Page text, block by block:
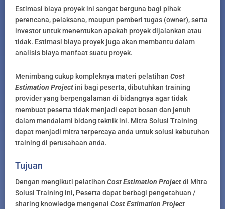
Estimasi biaya proyek ini sangat berguna bagi pihak
perencana, pelaksana, maupun pemberi tugas (owner), serta
investor untuk menentukan apakah proyek dijalankan atau
tidak. Estimasi biaya proyek juga akan membantu dalam
analisis biaya manfaat suatu proyek.
Menimbang cukup kompleknya materi pelatihan Cost
Estimation Project ini bagi peserta, dibutuhkan training
provider yang berpengalaman di bidangnya agar tidak
membuat peserta tidak menjadi cepat bosan dan jenuh
dalam mendalami bidang teknik ini. Mitra Solusi Training
dapat menjadi mitra terpercaya anda untuk solusi kebutuhan
training di perusahaan anda.
Tujuan
Dengan mengikuti pelatihan Cost Estimation Projectdi Mitra
Solusi Training ini, Peserta dapat berbagi pengetahuan /
sharing knowledge mengenai Cost Estimation Project